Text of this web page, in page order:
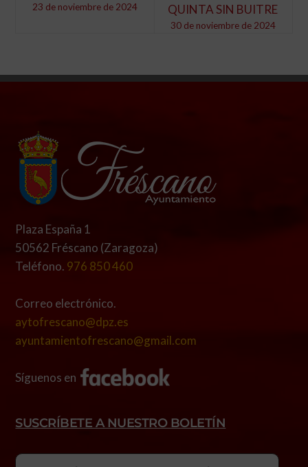
23 de noviembre de 2024
QUINTA SIN BUITRE
30 de noviembre de 2024
Plaza España 1
50562 Fréscano (Zaragoza)
Teléfono. 976 850 460
Correo electrónico.
aytofrescano@dpz.es
ayuntamientofrescano@gmail.com
Síguenos en
SUSCRÍBETE A NUESTRO BOLETÍN